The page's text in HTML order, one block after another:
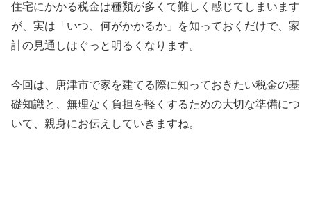
住宅にかかる税金は種類が多くて難しく感じてしまいます
が、実は「いつ、何がかかるか」を知っておくだけで、家
計の見通しはぐっと明るくなります。
今回は、唐津市で家を建てる際に知っておきたい税金の基
礎知識と、無理なく負担を軽くするための大切な準備につ
いて、親身にお伝えしていきますね。